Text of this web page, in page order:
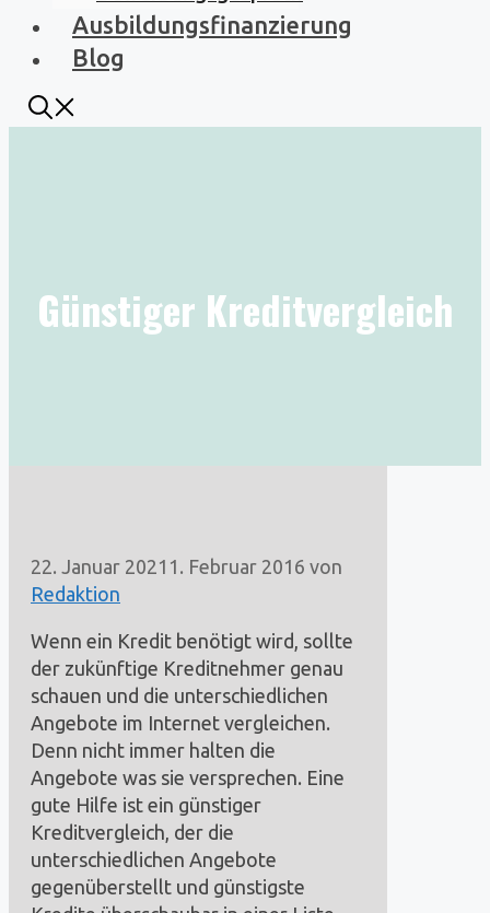
Ausbildungsfinanzierung
Blog
Günstiger Kreditvergleich
22. Januar 2021 1. Februar 2016 von
Redaktion
Wenn ein Kredit benötigt wird, sollte
der zukünftige Kreditnehmer genau
schauen und die unterschiedlichen
Angebote im Internet vergleichen.
Denn nicht immer halten die
Angebote was sie versprechen. Eine
gute Hilfe ist ein günstiger
Kreditvergleich, der die
unterschiedlichen Angebote
gegenüberstellt und günstigste